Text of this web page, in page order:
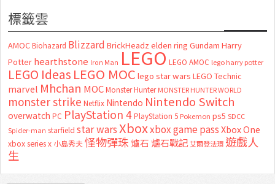
標籤雲
AMOC Biohazard Blizzard BrickHeadz elden ring Gundam Harry
Potter hearthstone Iron Man LEGO LEGO AMOC lego harry potter
LEGO Ideas LEGO MOC lego star wars LEGO Technic
marvel Mhchan MOC Monster Hunter MONSTER HUNTER WORLD
monster strike Netflix Nintendo Nintendo Switch
overwatch PC PlayStation 4 PlayStation 5 Pokemon ps5 SDCC
Spider-man starfield star warsXboxxbox game passXbox One
xbox series x 小島秀夫怪物彈珠 爐石 爐石戰記艾爾登法環 遊戲人
生